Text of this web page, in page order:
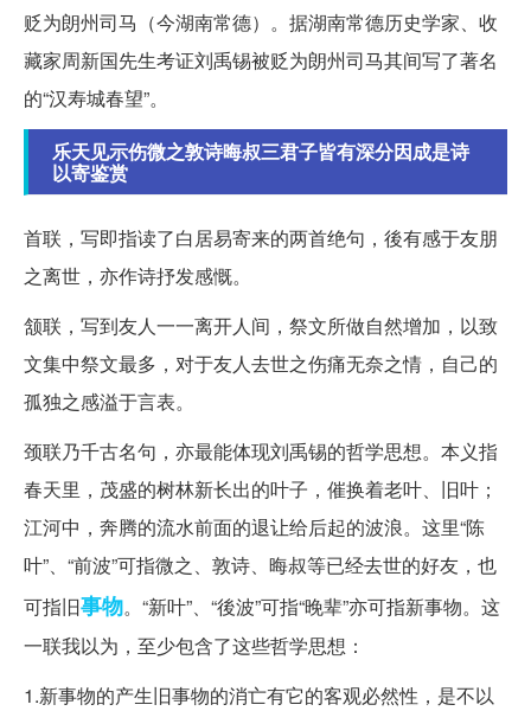
贬为朗州司马（今湖南常德）。据湖南常德历史学家、收
藏家周新国先生考证刘禹锡被贬为朗州司马其间写了著名
的“汉寿城春望”。
乐天见示伤微之敦诗晦叔三君子皆有深分因成是诗
以寄鉴赏
首联，写即指读了白居易寄来的两首绝句，後有感于友朋
之离世，亦作诗抒发感慨。
颔联，写到友人一一离开人间，祭文所做自然增加，以致
文集中祭文最多，对于友人去世之伤痛无奈之情，自己的
孤独之感溢于言表。
颈联乃千古名句，亦最能体现刘禹锡的哲学思想。本义指
春天里，茂盛的树林新长出的叶子，催换着老叶、旧叶；
江河中，奔腾的流水前面的退让给后起的波浪。这里“陈
叶”、“前波”可指微之、敦诗、晦叔等已经去世的好友，也
可指旧事物。“新叶”、“後波”可指“晚辈”亦可指新事物。这
一联我以为，至少包含了这些哲学思想：
1.新事物的产生旧事物的消亡有它的客观必然性，是不以